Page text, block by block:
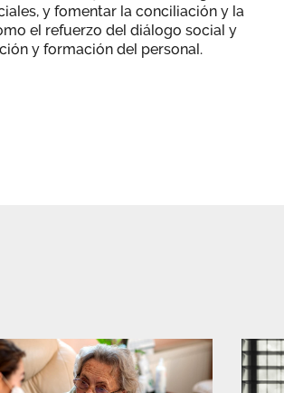
y fomentar la conciliación y la
el refuerzo del diálogo social y
y formación del personal.